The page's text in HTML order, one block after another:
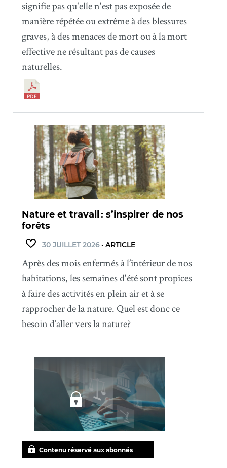
signifie pas qu'elle n'est pas exposée de
manière répétée ou extrême à des blessures
graves, à des menaces de mort ou à la mort
effective ne résultant pas de causes
naturelles.
Nature et travail : s’inspirer de nos
forêts
30 JUILLET 2026• ARTICLE
Après des mois enfermés à l’intérieur de nos
habitations, les semaines d'été sont propices
à faire des activités en plein air et à se
rapprocher de la nature. Quel est donc ce
besoin d’aller vers la nature?
Contenu réservé aux abonnés